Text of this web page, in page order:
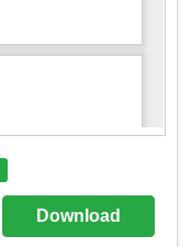
Download